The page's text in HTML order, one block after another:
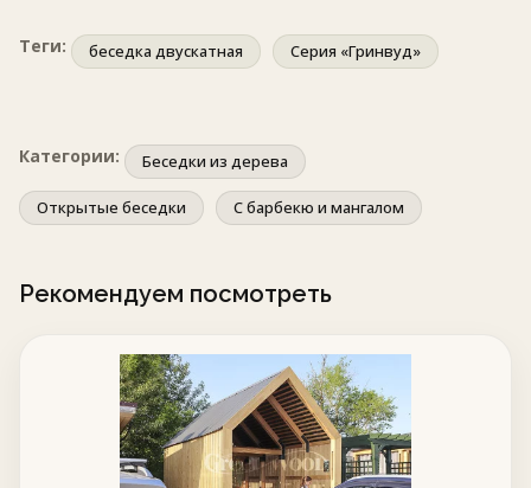
Теги: беседка двускатная Серия «Гринвуд»
Категории: Беседки из дерева
Открытые беседки С барбекю и мангалом
Рекомендуем посмотреть